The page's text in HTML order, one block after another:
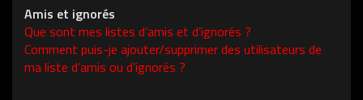
Amis et ignorés
Que sont mes listes d’amis et d’ignorés ?
Comment puis-je ajouter/supprimer des utilisateurs de
ma liste d’amis ou d’ignorés ?